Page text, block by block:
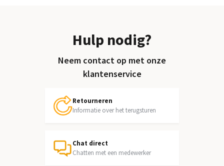
Hulp nodig?
Neem contact op met onze
klantenservice
Retourneren
Informatie over het terugsturen
Chat direct
Chatten met een medewerker